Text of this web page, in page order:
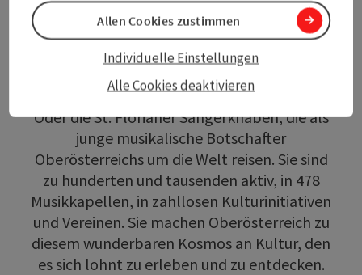
Millionen Kulturbotschafter:innen. Sie alle
sind Kultur. Sie sind über die Grenzen hinaus
bekannt, wie Parov Stelar als Erfinder des
Elektroswing, wie die Singer-Songwriterin
Ina Regen, wie das Bruckner Orchester Linz.
Oder die St. Florianer Sängerknaben, die als
junge musikalische Botschafter
Oberösterreichs um die Welt reisen. Sie sind
zu hunderten und tausenden aktiv, in 478
Musikkapellen, in zahllosen Kulturinitiativen
und Vereinen. Sie machen Oberösterreich zu
diesem wunderbaren Kosmos an Kultur, den
es sich lohnt zu erleben und zu entdecken.
Alle Cookies deaktivieren
Individuelle Einstellungen
Allen Cookies zustimmen